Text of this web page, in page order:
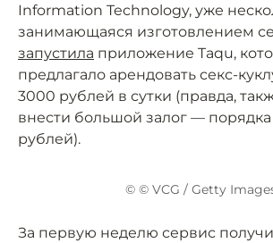
Information Technology, уже
занимающаяся изготовлением
запустила приложение Taqu,
предлагало арендовать секс-
3000 рублей в сутки (правда,
внести большой залог —
рублей).
© © VCG / Getty
За первую неделю сервис